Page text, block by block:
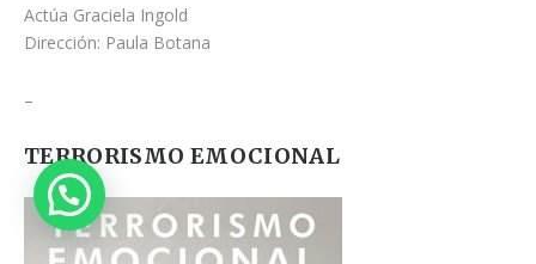
Actúa Graciela Ingold
Dirección: Paula Botana
–
TERRORISMO EMOCIONAL